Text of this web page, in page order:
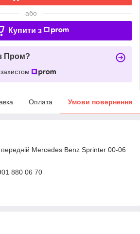
або
Купити з
Пром?
Оплата Умови повернення
Mercedes Benz Sprinter 00-06
880 06 70